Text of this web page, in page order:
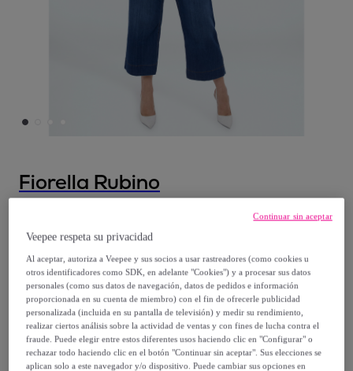
Fiorella Rubino
Fiorella Rubino - Jeans cropped con detalle
de cadenita en los bolsillos - Azul
Desde
38,00 €
95,00 €
-60%
Veepee respeta su privacidad
Al aceptar, autoriza a Veepee y sus socios a usar rastreadores (como cookies u
otros identificadores como SDK, en adelante "Cookies") y a procesar sus datos
personales (como sus datos de navegación, datos de pedidos e información
proporcionada en su cuenta de miembro) con el fin de ofrecerle publicidad
personalizada (incluida en su pantalla de televisión) y medir su rendimiento,
realizar ciertos análisis sobre la actividad de ventas y con fines de lucha contra el
fraude. Puede elegir entre estos diferentes usos haciendo clic en "Configurar" o
rechazar todo haciendo clic en el botón "Continuar sin aceptar". Sus elecciones se
aplican solo a este navegador y/o dispositivo. Puede cambiar sus opciones en
Continuar sin aceptar